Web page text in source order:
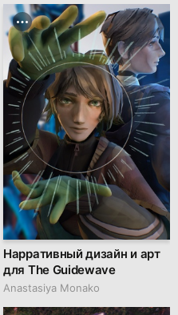
Нарративный дизайн и арт
для The Guidewave
Anastasiya Monako